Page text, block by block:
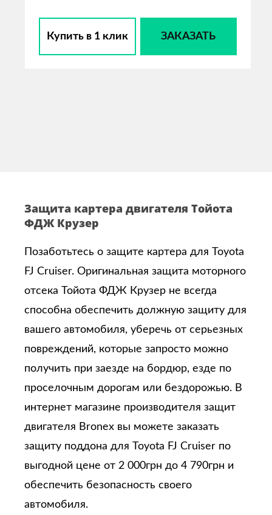
Купить в 1 клик ЗАКАЗАТЬ
Защита картера двигателя Тойота
ФДЖ Крузер
Позаботьтесь о защите картера для Toyota
FJ Cruiser. Оригинальная защита моторного
отсека Тойота ФДЖ Крузер не всегда
способна обеспечить должную защиту для
вашего автомобиля, уберечь от серьезных
повреждений, которые запросто можно
получить при заезде на бордюр, езде по
проселочным дорогам или бездорожью. В
интернет магазине производителя защит
двигателя Bronex вы можете заказать
защиту поддона для Toyota FJ Cruiser по
выгодной цене от 2 000грн до 4 790грн и
обеспечить безопасность своего
автомобиля.